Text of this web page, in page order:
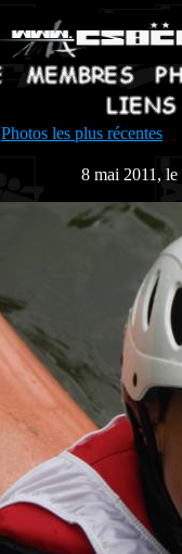
Photos les plus récentes
8 mai 2011,